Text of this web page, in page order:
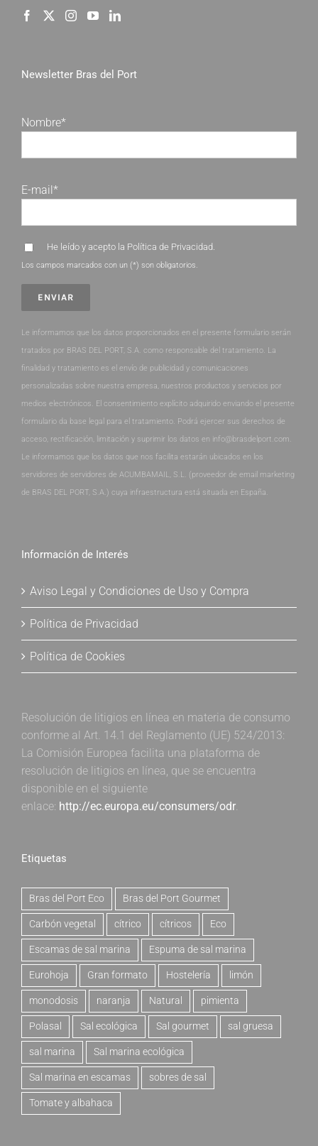
Newsletter Bras del Port
Nombre*
E-mail*
He leído y acepto la Política de Privacidad.
Los campos marcados con un (*) son obligatorios.
Le informamos que los datos proporcionados en el presente formulario serán
tratados por BRAS DEL PORT, S.A. como responsable del tratamiento. La
finalidad y tratamiento es el envío de publicidad y comunicaciones
personalizadas sobre nuestra empresa, nuestros productos y servicios por
medios electrónicos. El consentimiento explícito adquirido enviando el presente
formulario da base legal para el tratamiento. Podrá ejercer sus derechos de
acceso, rectificación, limitación y suprimir los datos en info@brasdelport.com.
Le informamos que los datos que nos facilita estarán ubicados en los
servidores de servidores de ACUMBAMAIL, S.L. (proveedor de email marketing
de BRAS DEL PORT, S.A.) cuya infraestructura está situada en España.
Información de Interés
Aviso Legal y Condiciones de Uso y Compra
Política de Privacidad
Política de Cookies
Resolución de litigios en línea en materia de consumo
conforme al Art. 14.1 del Reglamento (UE) 524/2013:
La Comisión Europea facilita una plataforma de
resolución de litigios en línea, que se encuentra
disponible en el siguiente
enlace: http://ec.europa.eu/consumers/odr.
Etiquetas
Bras del Port Eco Bras del Port Gourmet
Carbón vegetal cítrico cítricos Eco
Escamas de sal marina Espuma de sal marina
Eurohoja Gran formato Hostelería limón
monodosis naranja Natural pimienta
Polasal Sal ecológica Sal gourmet sal gruesa
sal marina Sal marina ecológica
Sal marina en escamas sobres de sal
Tomate y albahaca